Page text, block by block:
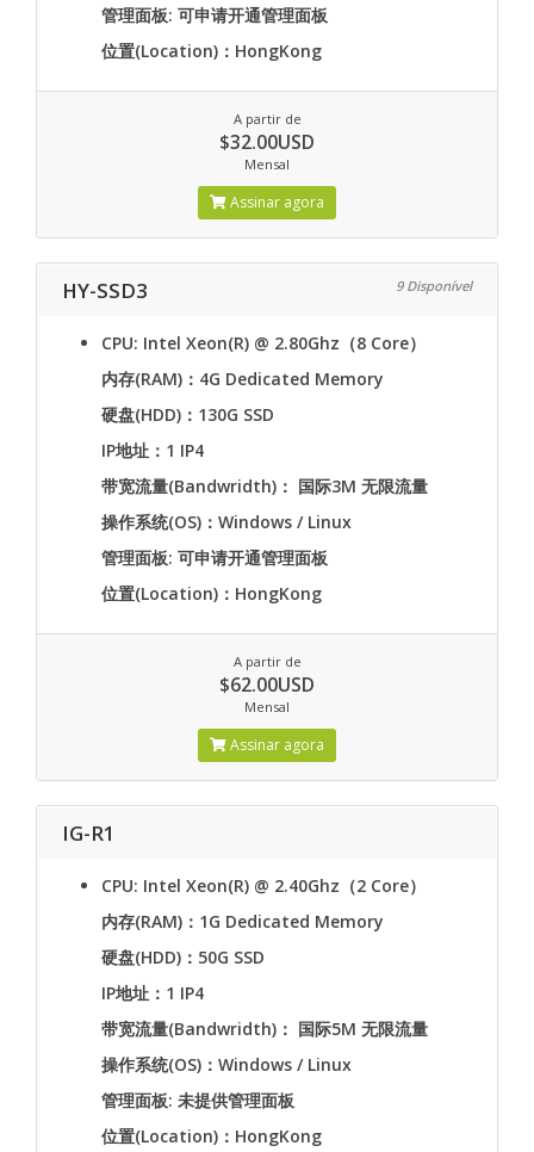
管理面板: 可申请开通管理面板
位置(Location)：HongKong
A partir de
$32.00USD
Mensal
Assinar agora
HY-SSD3 9 Disponível
CPU: Intel Xeon(R) @ 2.80Ghz（8 Core）
内存(RAM)：4G Dedicated Memory
硬盘(HDD)：130G SSD
IP地址：1 IP4
带宽流量(Bandwridth)： 国际3M 无限流量
操作系统(OS)：Windows / Linux
管理面板: 可申请开通管理面板
位置(Location)：HongKong
A partir de
$62.00USD
Mensal
Assinar agora
IG-R1
CPU: Intel Xeon(R) @ 2.40Ghz（2 Core）
内存(RAM)：1G Dedicated Memory
硬盘(HDD)：50G SSD
IP地址：1 IP4
带宽流量(Bandwridth)： 国际5M 无限流量
操作系统(OS)：Windows / Linux
管理面板: 未提供管理面板
位置(Location)：HongKong